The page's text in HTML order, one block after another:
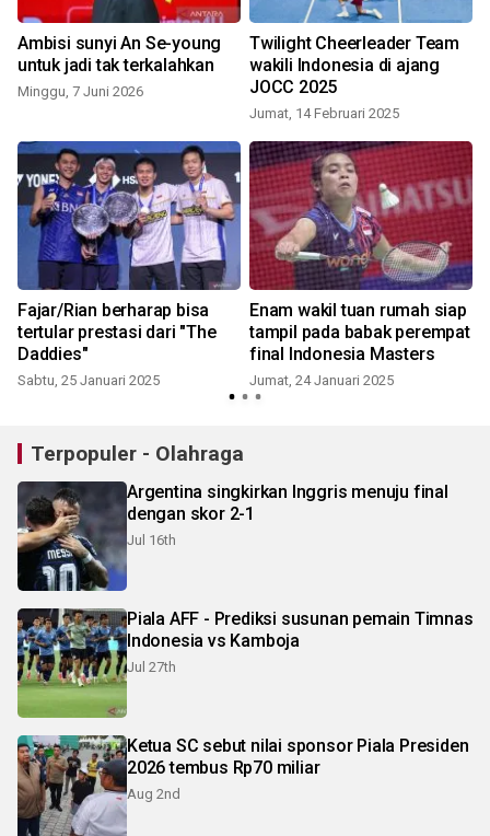
Ambisi sunyi An Se-young
untuk jadi tak terkalahkan
Minggu, 7 Juni 2026
Twilight Cheerleader Team
wakili Indonesia di ajang
JOCC 2025
Jumat, 14 Februari 2025
Fajar/Rian berharap bisa
tertular prestasi dari "The
Daddies"
Sabtu, 25 Januari 2025
Enam wakil tuan rumah siap
tampil pada babak perempat
final Indonesia Masters
Jumat, 24 Januari 2025
Terpopuler - Olahraga
Argentina singkirkan Inggris menuju final
dengan skor 2-1
Jul 16th
Piala AFF - Prediksi susunan pemain Timnas
Indonesia vs Kamboja
Jul 27th
Ketua SC sebut nilai sponsor Piala Presiden
2026 tembus Rp70 miliar
Aug 2nd